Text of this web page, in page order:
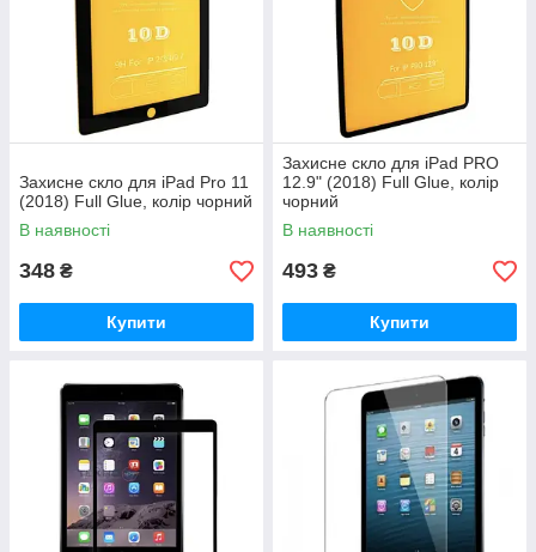
Захисне скло для iPad Pro 11
(2018) Full Glue, колір чорний
В наявності
348 ₴
Купити
Захисне скло для iPad PRO
12.9" (2018) Full Glue, колір
чорний
В наявності
493 ₴
Купити